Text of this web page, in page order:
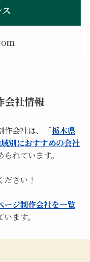
会社情報
作会社は、「栃木県
別におすすめの会社
れています。
さい！
ージ制作会社を一覧
ます。